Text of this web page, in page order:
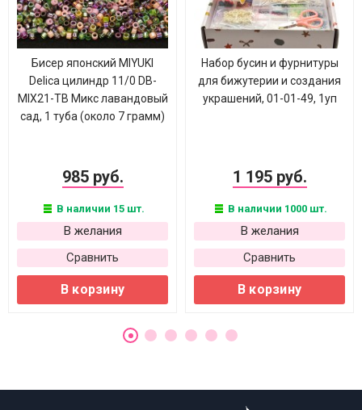
Бисер японский MIYUKI
Delica цилиндр 11/0 DB-
MIX21-TB Микс лавандовый
сад, 1 туба (около 7 грамм)
985 руб.
В наличии 15 шт.
В желания
Сравнить
В корзину
Набор бусин и фурнитуры
для бижутерии и создания
украшений, 01-01-49, 1уп
1 195 руб.
В наличии 1000 шт.
В желания
Сравнить
В корзину